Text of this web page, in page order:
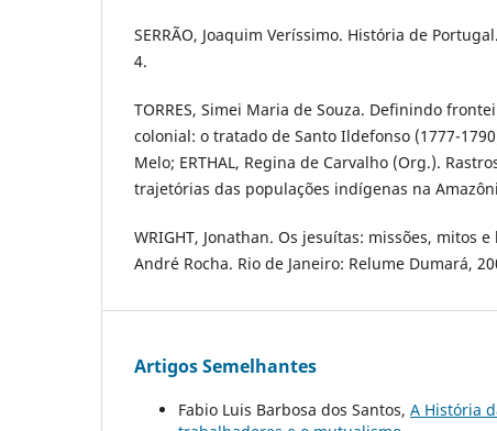
SERRÃO, Joaquim Veríssimo. História de
4.
TORRES, Simei Maria de Souza. Definindo
colonial: o tratado de Santo Ildefonso (1777-
Melo; ERTHAL, Regina de Carvalho (Org.).
trajetórias das populações indígenas na
WRIGHT, Jonathan. Os jesuítas: missões, mitos
André Rocha. Rio de Janeiro: Relume Dumará,
Artigos Semelhantes
Fabio Luis Barbosa dos Santos, A História